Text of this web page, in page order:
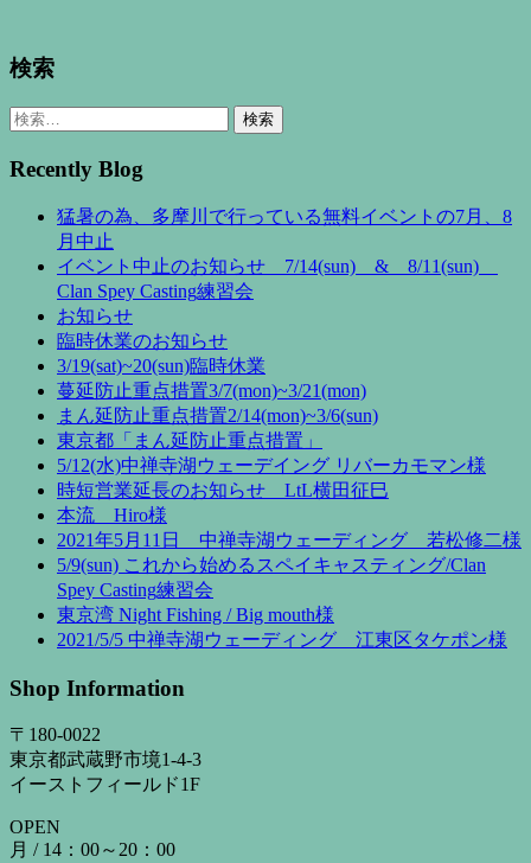
検索
検
Recently Blog
猛暑の為、多摩川で行っている無料イベントの7月、8
月中止
イベント中止のお知らせ 7/14(sun) & 8/11(sun)
Clan Spey Casting練習会
お知らせ
臨時休業のお知らせ
3/19(sat)~20(sun)臨時休業
蔓延防止重点措置3/7(mon)~3/21(mon)
まん延防止重点措置2/14(mon)~3/6(sun)
東京都「まん延防止重点措置」
5/12(水)中禅寺湖ウェーデイング リバーカモマン様
時短営業延長のお知らせ LtL横田征巳
本流 Hiro様
2021年5月11日 中禅寺湖ウェーディング 若松修二様
5/9(sun) これから始めるスペイキャスティング/Clan
Spey Casting練習会
東京湾 Night Fishing / Big mouth様
2021/5/5 中禅寺湖ウェーディング 江東区タケポン様
Shop Information
〒180-0022
東京都武蔵野市境1-4-3
イーストフィールド1F
OPEN
月 / 14：00～20：00